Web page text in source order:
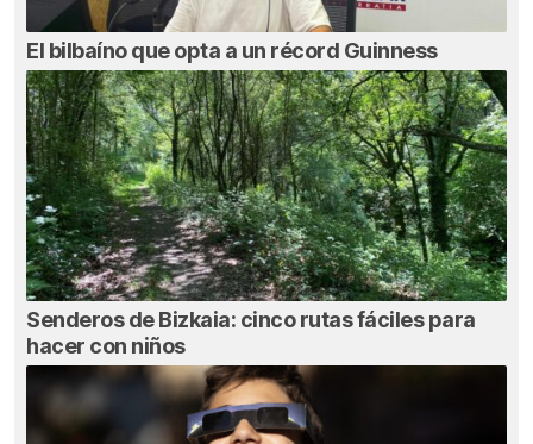
El bilbaíno que opta a un récord Guinness
Senderos de Bizkaia: cinco rutas fáciles para
hacer con niños